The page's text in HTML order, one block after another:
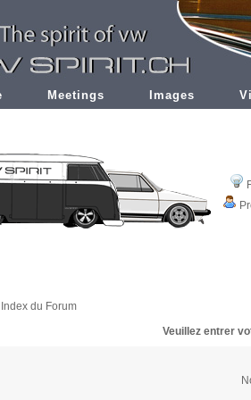
Meetings Images
du Forum
Veuillez entrer